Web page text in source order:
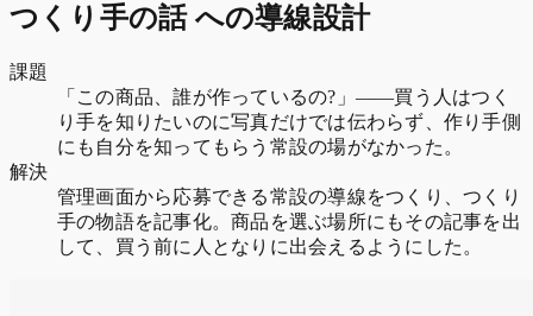
つくり手の話 への導線設計
課題
「この商品、誰が作っているの?」――買う人はつく
り手を知りたいのに写真だけでは伝わらず、作り手側
にも自分を知ってもらう常設の場がなかった。
解決
管理画面から応募できる常設の導線をつくり、つくり
手の物語を記事化。商品を選ぶ場所にもその記事を出
して、買う前に人となりに出会えるようにした。